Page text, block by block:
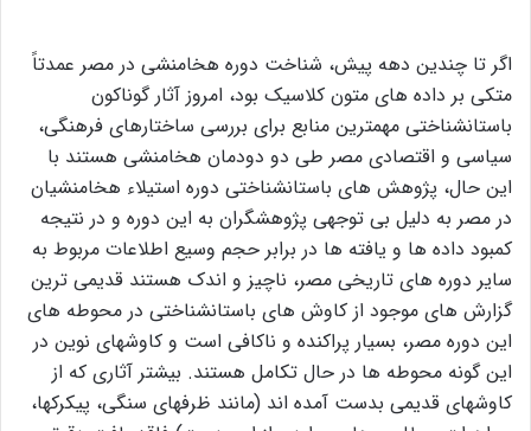
اگر تا چندین دهه پیش، شناخت دوره هخامنشی در مصر عمدتاً
متکی بر داده های متون کلاسیک بود، امروز آثار گوناکون
باستانشناختی مهمترین منابع برای بررسی ساختارهای فرهنگی،
سیاسی و اقتصادی مصر طی دو دودمان هخامنشی هستند با
این حال، پژوهش های باستانشناختی دوره استیلاء هخامنشیان
در مصر به دلیل بی توجهی پژوهشگران به این دوره و در نتیجه
کمبود داده ها و یافته ها در برابر حجم وسیع اطلاعات مربوط به
سایر دوره های تاریخی مصر، ناچیز و اندک هستند قدیمی ترین
گزارش های موجود از کاوش های باستانشناختی در محوطه های
این دوره مصر، بسیار پراکنده و ناکافی است و کاوشهای نوین در
این گونه محوطه ها در حال تکامل هستند. بیشتر آثاری که از
کاوشهای قدیمی بدست آمده اند (مانند ظرفهای سنگی، پیکرکها،